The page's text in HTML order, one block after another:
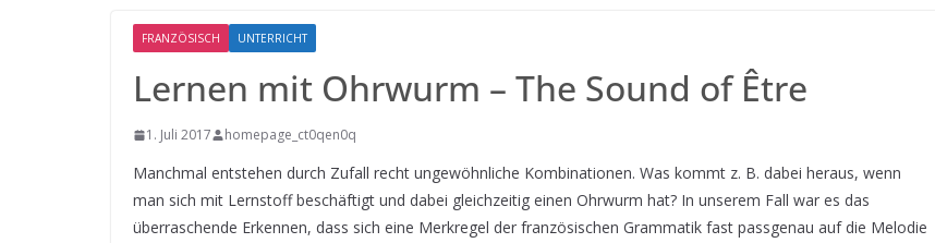
FRANZÖSISCH UNTERRICHT
Lernen mit Ohrwurm – The Sound of Être
1. Juli 2017 homepage_ct0qen0q
Manchmal entstehen durch Zufall recht ungewöhnliche Kombinationen. Was kommt z. B. dabei heraus, wenn
man sich mit Lernstoff beschäftigt und dabei gleichzeitig einen Ohrwurm hat? In unserem Fall war es das
überraschende Erkennen, dass sich eine Merkregel der französischen Grammatik fast passgenau auf die Melodie